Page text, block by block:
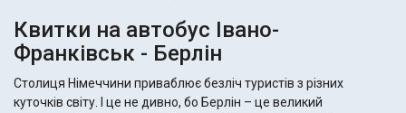
Квитки на автобус Івано-
Франківськ - Берлін
Столиця Німеччини приваблює безліч туристів з різних
куточків світу. І це не дивно, бо Берлін – це великий